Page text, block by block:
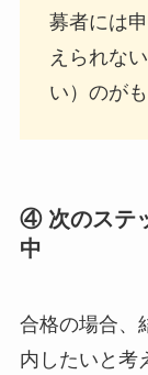
募者には
えられな
い）のが
④ 次のステ
中
合格の場合、
内したいと考